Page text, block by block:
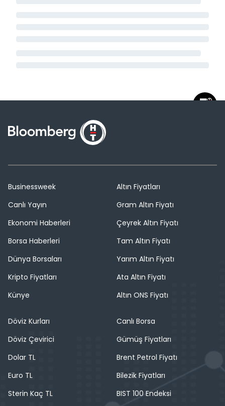
Businessweek
Canlı Yayın
Ekonomi Haberleri
Borsa Haberleri
Dünya Borsaları
Kripto Fiyatları
Künye
Altın Fiyatları
Gram Altın Fiyatı
Çeyrek Altın Fiyatı
Tam Altın Fiyatı
Yarım Altın Fiyatı
Ata Altın Fiyatı
Altın ONS Fiyatı
Döviz Kurları
Döviz Çevirici
Dolar TL
Euro TL
Sterin Kaç TL
Canlı Borsa
Gümüş Fiyatları
Brent Petrol Fiyatı
Bilezik Fiyatları
BIST 100 Endeksi